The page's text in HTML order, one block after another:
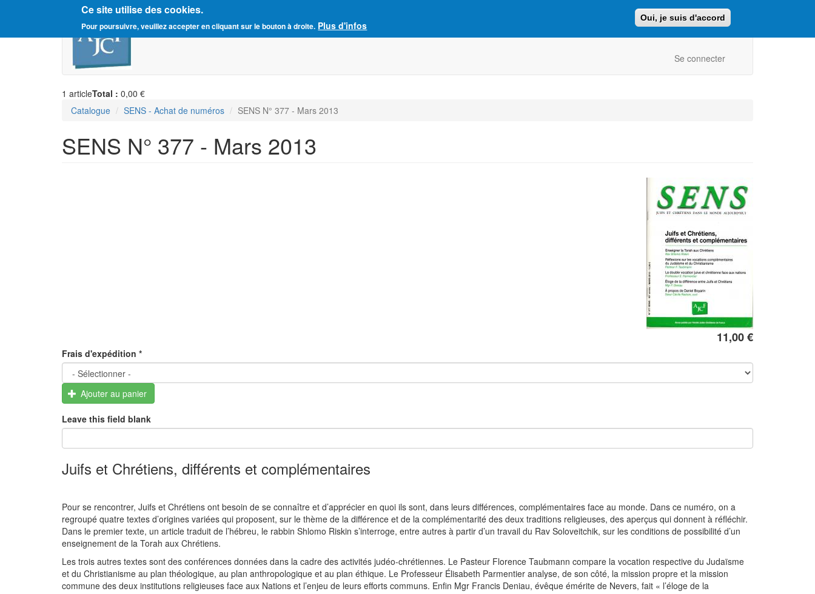
Ce site utilise des cookies.
Pour poursuivre, veuillez accepter en cliquant sur le bouton à droite. Plus d'infos
Oui, je suis d'accord
Amitié Judéo-Chrétienne de France Accueil Retour au site ajcf.fr
Se connecter
1 articleTotal : 0,00 €
Catalogue
SENS - Achat de numéros SENS N° 377 - Mars 2013
SENS N° 377 - Mars 2013
11,00 €
Frais d'expédition *
Ajouter au panier
Leave this field blank
Juifs et Chrétiens, différents et complémentaires
Pour se rencontrer, Juifs et Chrétiens ont besoin de se connaître et d’apprécier en quoi ils sont, dans leurs différences, complémentaires face au monde. Dans ce numéro, on a
regroupé quatre textes d’origines variées qui proposent, sur le thème de la différence et de la complémentarité des deux traditions religieuses, des aperçus qui donnent à réfléchir.
Dans le premier texte, un article traduit de l’hébreu, le rabbin Shlomo Riskin s’interroge, entre autres à partir d’un travail du Rav Soloveitchik, sur les conditions de possibilité d’un
enseignement de la Torah aux Chrétiens.
Les trois autres textes sont des conférences données dans la cadre des activités judéo-chrétiennes. Le Pasteur Florence Taubmann compare la vocation respective du Judaïsme
et du Christianisme au plan théologique, au plan anthropologique et au plan éthique. Le Professeur Élisabeth Parmentier analyse, de son côté, la mission propre et la mission
commune des deux institutions religieuses face aux Nations et l’enjeu de leurs efforts communs. Enfin Mgr Francis Deniau, évêque émérite de Nevers, fait « l’éloge de la